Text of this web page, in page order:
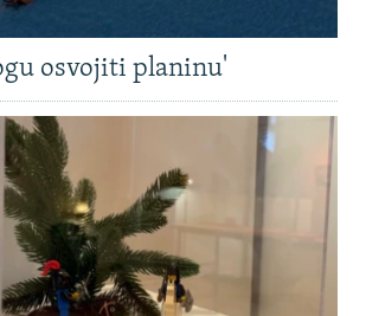
osvojiti planinu'